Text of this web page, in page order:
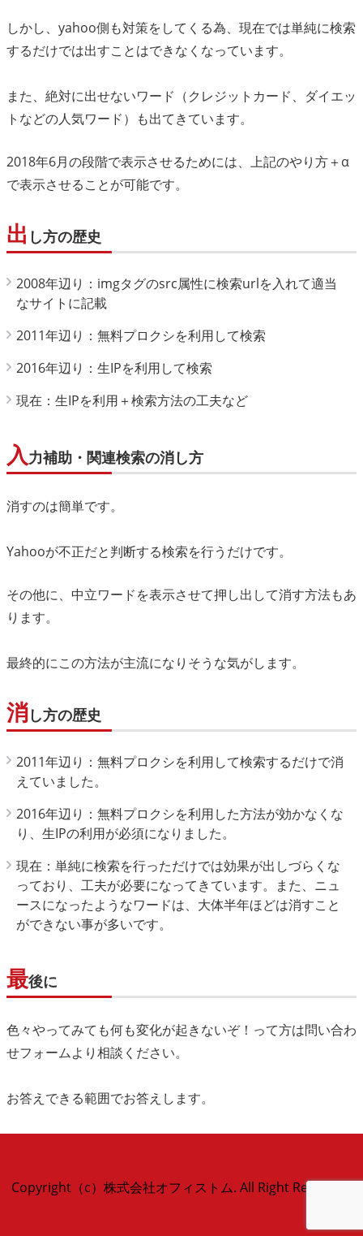
しかし、yahoo側も対策をしてくる為、現在では単純に検索
するだけでは出すことはできなくなっています。
また、絶対に出せないワード（クレジットカード、ダイエッ
トなどの人気ワード）も出てきています。
2018年6月の段階で表示させるためには、上記のやり方＋α
で表示させることが可能です。
出 し方の歴史
2008年辺り：imgタグのsrc属性に検索urlを入れて適当
なサイトに記載
2011年辺り：無料プロクシを利用して検索
2016年辺り：生IPを利用して検索
現在：生IPを利用＋検索方法の工夫など
入力補助・関連検索の消し方
消すのは簡単です。
Yahooが不正だと判断する検索を行うだけです。
その他に、中立ワードを表示させて押し出して消す方法もあ
ります。
最終的にこの方法が主流になりそうな気がします。
消し方の歴史
2011年辺り：無料プロクシを利用して検索するだけで消
えていました。
2016年辺り：無料プロクシを利用した方法が効かなくな
り、生IPの利用が必須になりました。
現在：単純に検索を行っただけでは効果が出しづらくな
っており、工夫が必要になってきています。また、ニュ
ースになったようなワードは、大体半年ほどは消すこと
ができない事が多いです。
最後に
色々やってみても何も変化が起きないぞ！って方は問い合わ
せフォームより相談ください。
お答えできる範囲でお答えします。
Copyright（c）株式会社オフィストム. All Right Reserved.